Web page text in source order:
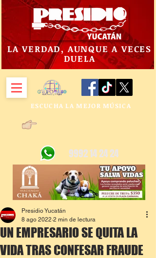
LA VERDAD, AUNQUE A VECES
DUELA
ESCUCHA LA MEJOR MÚSICA
9992 14 24 24
UN EMPRESARIO SE QUITA LA
VIDA TRAS CONFESAR FRAUDE
Presidio Yucatán
8 ago 2022 2 min de lectura